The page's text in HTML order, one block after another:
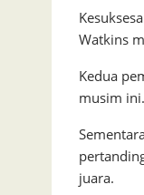
Watkins
Kedua
musim ini.
juara.